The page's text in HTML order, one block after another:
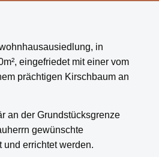
in
eingefriedet mit einer vom
prächtigen Kirschbaum an
an der Grundstücksgrenze
gewünschte
errichtet werden.